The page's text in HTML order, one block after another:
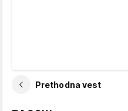
Prethodna vest